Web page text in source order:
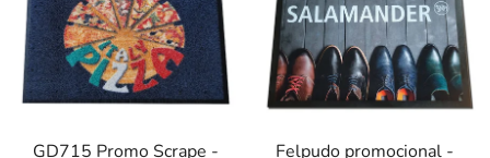
GD715 Promo Scrape - Felpudo promocional -